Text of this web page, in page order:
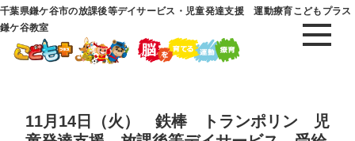
千葉県鎌ケ谷市の放課後等デイサービス・児童発達支援 運動療育こどもプラス
鎌ケ谷教室
11月14日（火） 鉄棒 トランポリン 児